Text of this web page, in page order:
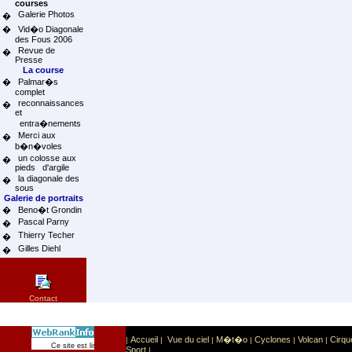
courses
�
Galerie Photos
�
Vid�o Diagonale
des Fous 2006
�
Revue de
Presse
La course
�
Palmar�s
complet
�
reconnaissances
et
entra�nements
�
Merci aux
b�n�voles
�
un colosse aux
pieds d'argile
�
la diagonale des
sous
Galerie de portraits
�
Beno�t Grondin
�
Pascal Parny
�
Thierry Techer
�
Gilles Diehl
Contact
Ce site est list� dans la cat�gorie Sport Sports extr�mes
| Accueil | Vue du ciel | M�t�o | Cyclones | Volcan |
Sport |